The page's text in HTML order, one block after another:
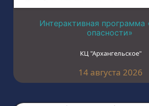
Интерактивная программа
опасности»
КЦ "Архангельское"
14 августа 2026